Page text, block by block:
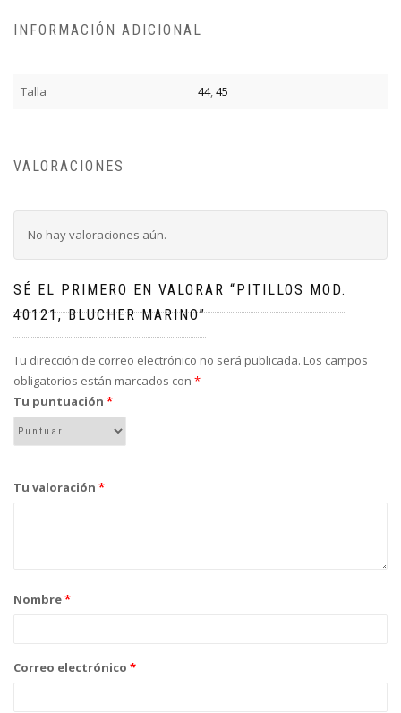
INFORMACIÓN ADICIONAL
Talla 44,45
VALORACIONES
No hay valoraciones aún.
SÉ EL PRIMERO EN VALORAR “PITILLOS MOD.
40121, BLUCHER MARINO”
Tu dirección de correo electrónico no será publicada. Los campos
obligatorios están marcados con *
Tu puntuación *
Tu valoración *
Nombre*
Correo electrónico *